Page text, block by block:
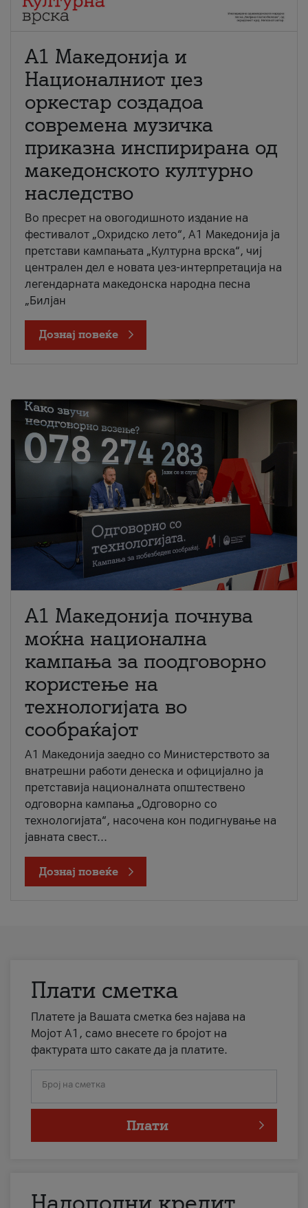
А1 Македонија и
Националниот џез
оркестар создадоа
современа музичка
приказна инспирирана од
македонското културно
наследство
Во пресрет на овогодишното издание на
фестивалот „Охридско лето“, А1 Македонија ја
претстави кампањата „Културна врска“, чиј
централен дел е новата џез-интерпретација на
легендарната македонска народна песна
„Билјан
Дознај повеќе
A1 Македонија почнува
моќна национална
кампања за поодговорно
користење на
технологијата во
сообраќајот
A1 Македонија заедно со Министерството за
внатрешни работи денеска и официјално ја
претставија националната општествено
одговорна кампања „Одговорно со
технологијата“, насочена кон подигнување на
јавната свест...
Дознај повеќе
Плати сметка
Платете ја Вашата сметка без најава на
Мојот А1, само внесете го бројот на
фактурата што сакате да ја платите.
Број на сметка
Плати